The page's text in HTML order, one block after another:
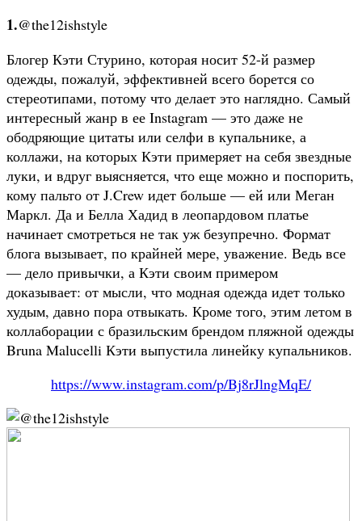
1.@the12ishstyle
Блогер Кэти Стурино, которая носит 52-й размер
одежды, пожалуй, эффективней всего борется со
стереотипами, потому что делает это наглядно. Самый
интересный жанр в ее Instagram — это даже не
ободряющие цитаты или селфи в купальнике, а
коллажи, на которых Кэти примеряет на себя звездные
луки, и вдруг выясняется, что еще можно и поспорить,
кому пальто от J.Crew идет больше — ей или Меган
Маркл. Да и Белла Хадид в леопардовом платье
начинает смотреться не так уж безупречно. Формат
блога вызывает, по крайней мере, уважение. Ведь все
— дело привычки, а Кэти своим примером
доказывает: от мысли, что модная одежда идет только
худым, давно пора отвыкать. Кроме того, этим летом в
коллаборации с бразильским брендом пляжной одежды
Bruna Malucelli Кэти выпустила линейку купальников.
https://www.instagram.com/p/Bj8rJlngMqE/